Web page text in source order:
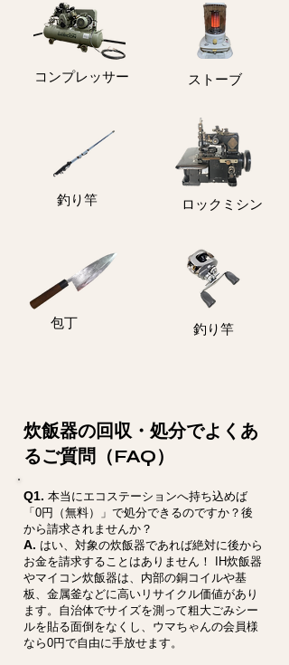
コンプレッサー ストーブ
釣り竿 ロックミシン
包丁 釣り竿
炊飯器の回収・処分でよくあ
るご質問（FAQ）
Q1. 本当にエコステーションへ持ち込めば
「0円（無料）」で処分できるのですか？後
から請求されませんか？
A. はい、対象の炊飯器であれば絶対に後から
お金を請求することはありません！ IH炊飯器
やマイコン炊飯器は、内部の銅コイルや基
板、金属釜などに高いリサイクル価値があり
ます。自治体でサイズを測って粗大ごみシー
ルを貼る面倒をなくし、ウマちゃんの会員様
なら0円で自由に手放せます。